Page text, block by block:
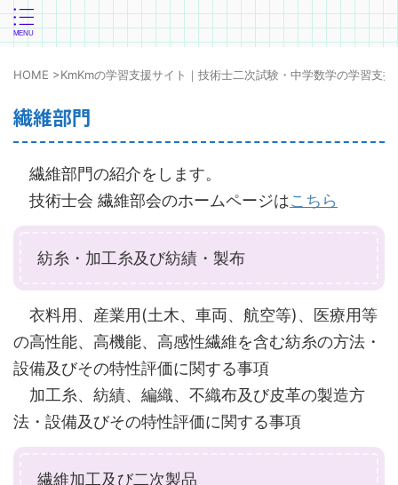
HOME >KmKmの学習支援サイト｜技術士二次試験・中学数学の学習支援
繊維部門
繊維部門の紹介をします。
技術士会 繊維部会のホームページはこちら
紡糸・加工糸及び紡績・製布
衣料用、産業用(土木、車両、航空等)、医療用等
の高性能、高機能、高感性繊維を含む紡糸の方法・
設備及びその特性評価に関する事項
加工糸、紡績、編織、不織布及び皮革の製造方
法・設備及びその特性評価に関する事項
繊維加工及び二次製品